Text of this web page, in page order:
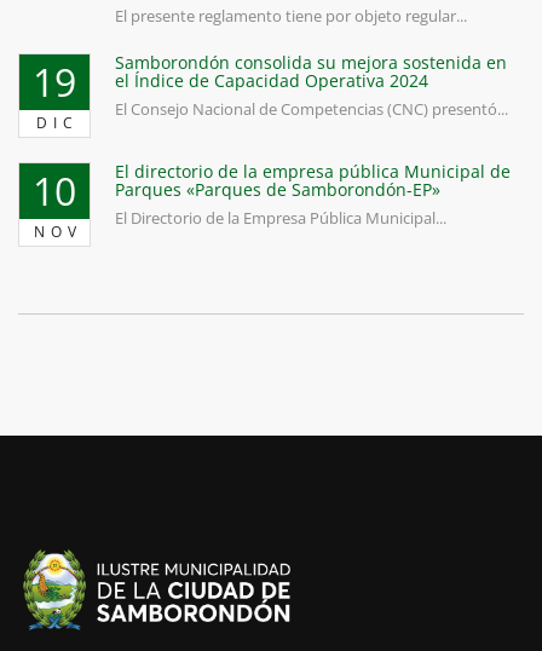
El presente reglamento tiene por objeto regular...
19
DIC
Samborondón consolida su mejora sostenida en
el Índice de Capacidad Operativa 2024
El Consejo Nacional de Competencias (CNC) presentó...
10
NOV
El directorio de la empresa pública Municipal de
Parques «Parques de Samborondón-EP»
El Directorio de la Empresa Pública Municipal...